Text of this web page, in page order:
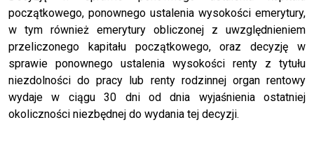
początkowego, ponownego ustalenia wysokości emerytury,
w tym również emerytury obliczonej z uwzględnieniem
przeliczonego kapitału początkowego, oraz decyzję w
sprawie ponownego ustalenia wysokości renty z tytułu
niezdolności do pracy lub renty rodzinnej organ rentowy
wydaje w ciągu 30 dni od dnia wyjaśnienia ostatniej
okoliczności niezbędnej do wydania tej decyzji.